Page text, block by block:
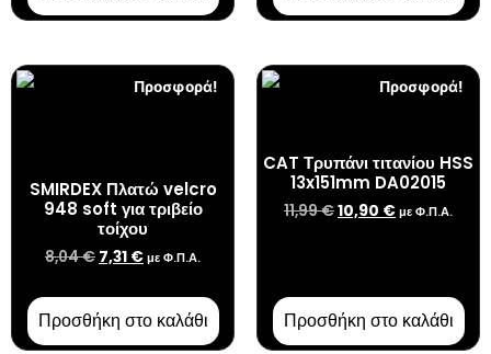
Προσφορά!
SMIRDEX Πλατώ velcro
948 soft για τριβείο
τοίχου
8,04€ 7,31 €με Φ.Π.Α.
Προσθήκη στο καλάθι
Προσφορά!
CAT Τρυπάνι τιτανίου HSS
13x151mm DA02015
11,99€10,90 €με Φ.Π.Α.
Προσθήκη στο καλάθι